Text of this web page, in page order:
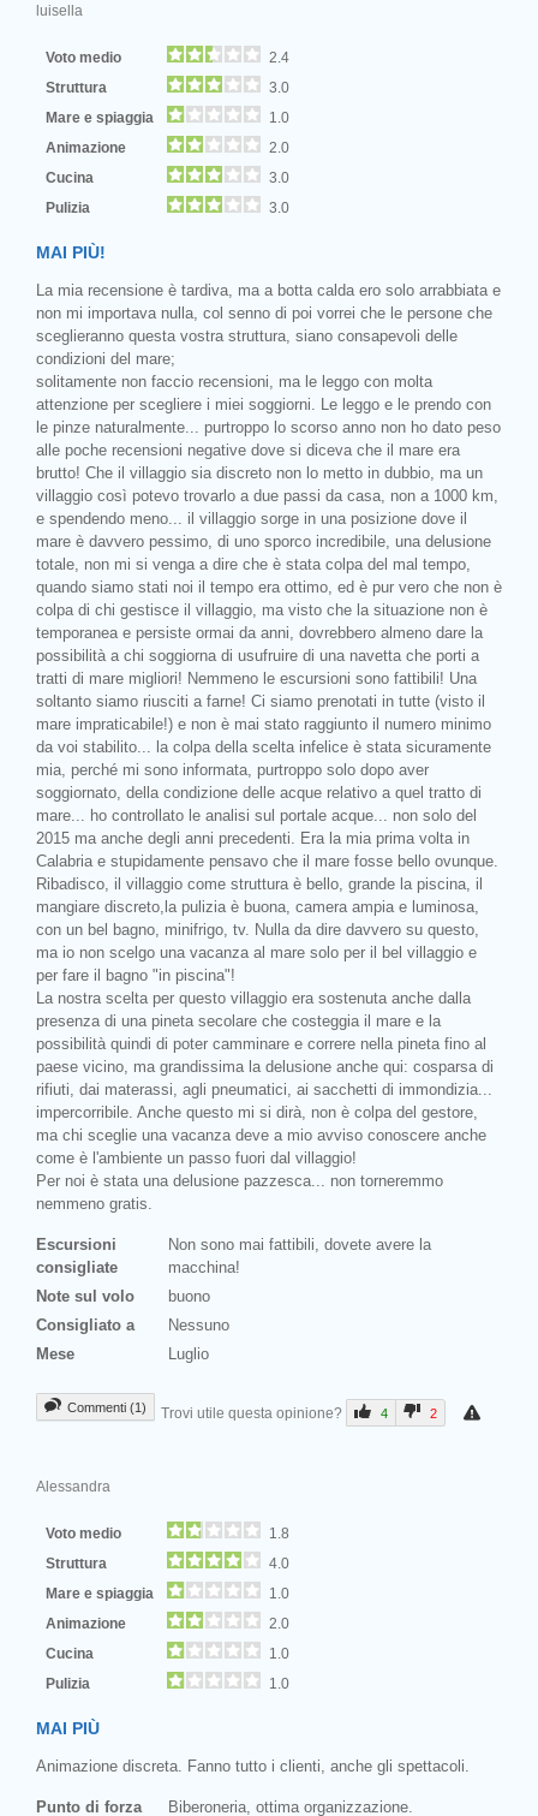
luisella
Voto medio
2.4
Struttura
3.0
Mare e spiaggia
1.0
Animazione
2.0
Cucina
3.0
Pulizia
3.0
MAI PIÙ!
La mia recensione è tardiva, ma a botta calda ero solo arrabbiata e
non mi importava nulla, col senno di poi vorrei che le persone che
sceglieranno questa vostra struttura, siano consapevoli delle
condizioni del mare;
solitamente non faccio recensioni, ma le leggo con molta
attenzione per scegliere i miei soggiorni. Le leggo e le prendo con
le pinze naturalmente... purtroppo lo scorso anno non ho dato peso
alle poche recensioni negative dove si diceva che il mare era
brutto! Che il villaggio sia discreto non lo metto in dubbio, ma un
villaggio così potevo trovarlo a due passi da casa, non a 1000 km,
e spendendo meno... il villaggio sorge in una posizione dove il
mare è davvero pessimo, di uno sporco incredibile, una delusione
totale, non mi si venga a dire che è stata colpa del mal tempo,
quando siamo stati noi il tempo era ottimo, ed è pur vero che non è
colpa di chi gestisce il villaggio, ma visto che la situazione non è
temporanea e persiste ormai da anni, dovrebbero almeno dare la
possibilità a chi soggiorna di usufruire di una navetta che porti a
tratti di mare migliori! Nemmeno le escursioni sono fattibili! Una
soltanto siamo riusciti a farne! Ci siamo prenotati in tutte (visto il
mare impraticabile!) e non è mai stato raggiunto il numero minimo
da voi stabilito... la colpa della scelta infelice è stata sicuramente
mia, perché mi sono informata, purtroppo solo dopo aver
soggiornato, della condizione delle acque relativo a quel tratto di
mare... ho controllato le analisi sul portale acque... non solo del
2015 ma anche degli anni precedenti. Era la mia prima volta in
Calabria e stupidamente pensavo che il mare fosse bello ovunque.
Ribadisco, il villaggio come struttura è bello, grande la piscina, il
mangiare discreto,la pulizia è buona, camera ampia e luminosa,
con un bel bagno, minifrigo, tv. Nulla da dire davvero su questo,
ma io non scelgo una vacanza al mare solo per il bel villaggio e
per fare il bagno "in piscina"!
La nostra scelta per questo villaggio era sostenuta anche dalla
presenza di una pineta secolare che costeggia il mare e la
possibilità quindi di poter camminare e correre nella pineta fino al
paese vicino, ma grandissima la delusione anche qui: cosparsa di
rifiuti, dai materassi, agli pneumatici, ai sacchetti di immondizia...
impercorribile. Anche questo mi si dirà, non è colpa del gestore,
ma chi sceglie una vacanza deve a mio avviso conoscere anche
come è l'ambiente un passo fuori dal villaggio!
Per noi è stata una delusione pazzesca... non torneremmo
nemmeno gratis.
Escursioni
consigliate
Non sono mai fattibili, dovete avere la
macchina!
Note sul volo
buono
Consigliato a
Nessuno
Mese
Luglio
Commenti (1) Trovi utile questa opinione? 4 2
Alessandra
Voto medio
1.8
Struttura
4.0
Mare e spiaggia
1.0
Animazione
2.0
Cucina
1.0
Pulizia
1.0
MAI PIÙ
Animazione discreta. Fanno tutto i clienti, anche gli spettacoli.
Punto di forza Biberoneria, ottima organizzazione.